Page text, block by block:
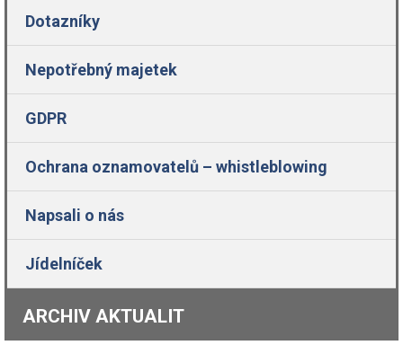
Dotazníky
Nepotřebný majetek
GDPR
Ochrana oznamovatelů – whistleblowing
Napsali o nás
Jídelníček
ARCHIV AKTUALIT